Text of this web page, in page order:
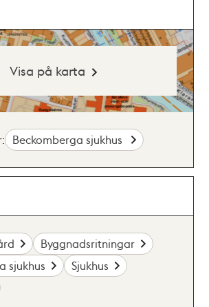
Visa på karta
Beckomberga sjukhus
Byggnadsritningar
sjukhus
Sjukhus